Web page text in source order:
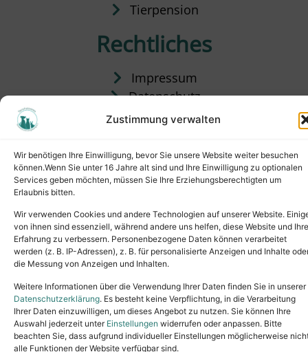
Zustimmung verwalten
Wir benötigen Ihre Einwilligung, bevor Sie unsere Website weiter besuchen
können.Wenn Sie unter 16 Jahre alt sind und Ihre Einwilligung zu optionalen
Services geben möchten, müssen Sie Ihre Erziehungsberechtigten um
Erlaubnis bitten.
Wir verwenden Cookies und andere Technologien auf unserer Website.
von ihnen sind essenziell, während andere uns helfen, diese Website und Ihre
Erfahrung zu verbessern. Personenbezogene Daten können verarbeitet
werden (z. B. IP-Adressen), z. B. für personalisierte Anzeigen und Inhalte
die Messung von Anzeigen und Inhalten.
Weitere Informationen über die Verwendung Ihrer Daten finden Sie in unserer
Datenschutzerklärung. Es besteht keine Verpflichtung, in die Verarbeitung
Ihrer Daten einzuwilligen, um dieses Angebot zu nutzen. Sie können Ihre
Auswahl jederzeit unter Einstellungen widerrufen oder anpassen. Bitte
beachten Sie, dass aufgrund individueller Einstellungen möglicherweise
alle Funktionen der Website verfügbar sind.
Tierpension
Rechtliches
Impressum
Datenschutz
Satzung
Copyright © 2024. All rights reserved.
Tel.: (02631) 55356buero@tierheim-neuwied.de
Ludwigshof 1, 56567 Neuwied